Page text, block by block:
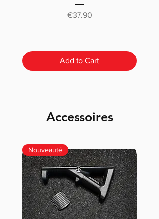
Price
€37.90
Add to Cart
Accessoires
Nouveauté